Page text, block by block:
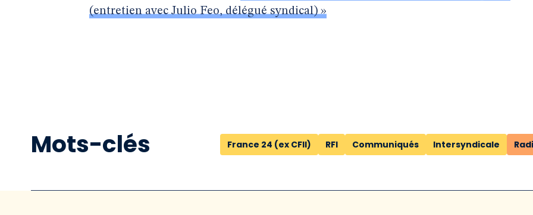
(entretien avec Julio Feo, délégué syndical) »
Mots-clés France 24 (ex CFII) RFI Communiqués Intersyndicale